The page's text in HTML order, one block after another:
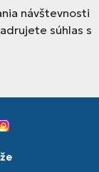
návštevnosti
súhlas s